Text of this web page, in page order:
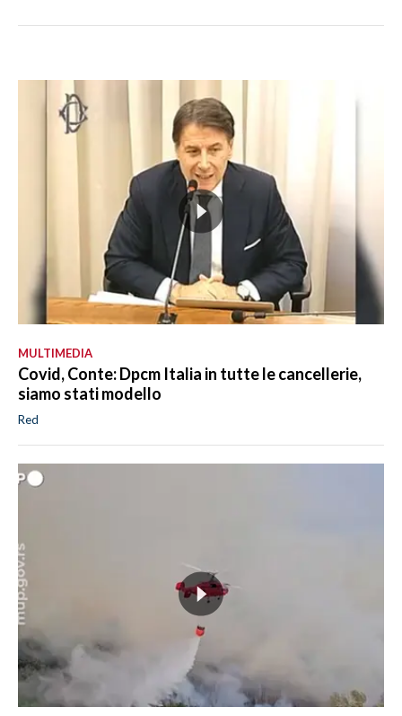
MULTIMEDIA
Covid, Conte: Dpcm Italia in tutte le cancellerie,
siamo stati modello
Red